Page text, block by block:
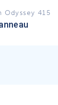
Odyssey 415